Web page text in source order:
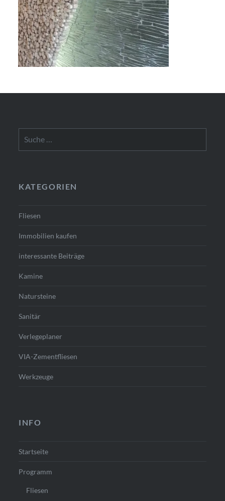
nach:
KATEGORIEN
Fliesen
Immobilien kaufen
interessante Beiträge
Kamine
Natursteine
Sanitär
Verlegeplaner
VIA-Zementfliesen
Werkzeuge
INFO
Startseite
Programm
Fliesen